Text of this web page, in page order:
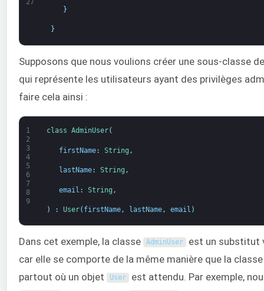
}
}
Supposons que nous voulions créer une sous-classe
qui représente les utilisateurs ayant des privilèges
faire cela ainsi :
1
2
3
4
5
6
7
8
9
class AdminUser(
firstName: String ,
lastName: String ,
email : String ,
) : User( firstName, lastName, email )
Dans cet exemple, la classe AdminUser est un substitut
car elle se comporte de la même manière que la
partout où un objet
User est attendu. Par exemple,